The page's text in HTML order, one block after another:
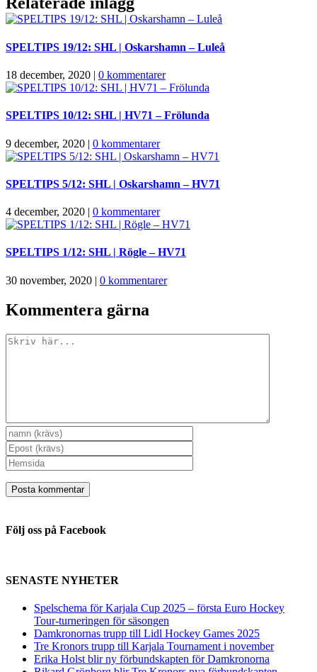
SPELTIPS 19/12: SHL | Oskarshamn – Luleå
18 december, 2020 | 0 kommentarer
SPELTIPS 10/12: SHL | HV71 – Frölunda
9 december, 2020 | 0 kommentarer
SPELTIPS 5/12: SHL | Oskarshamn – HV71
4 december, 2020 | 0 kommentarer
SPELTIPS 1/12: SHL | Rögle – HV71
30 november, 2020 | 0 kommentarer
Kommentera gärna
Kommentar
Följ oss på Facebook
SENASTE NYHETER
Spelschema för Karjala Cup 2025 – första Euro Hockey
Tour-turneringen för säsongen
Damkronornas trupp till Lidl Hockey Games 2025
Tre Kronors trupp till Karjala Tournament i november
Erika Holst blir ny förbundskapten för Damkronorna